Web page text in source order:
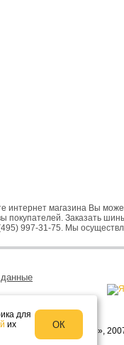
магазина Вы
покупателей. Заказать
997-31-75. Мы
для
их
ОК
в ЮВАО © «Все-ШИНЫ»,